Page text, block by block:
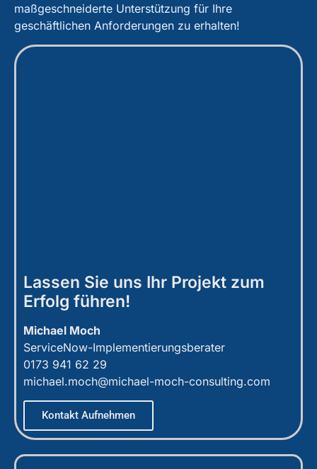
maßgeschneiderte Unterstützung für Ihre
geschäftlichen Anforderungen zu erhalten!
Lassen Sie uns Ihr Projekt zum
Erfolg führen!
Michael Moch
ServiceNow-Implementierungsberater
0173 941 62 29
michael.moch@michael-moch-consulting.com
Kontakt Aufnehmen